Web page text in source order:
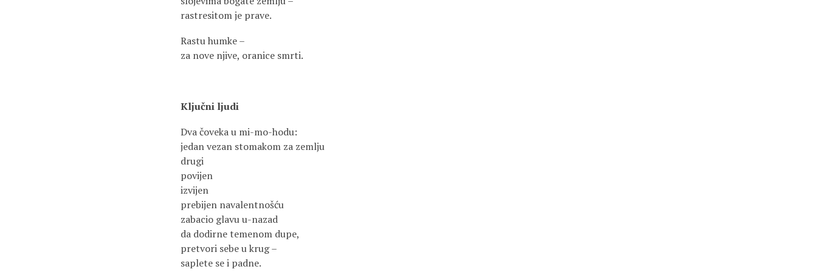
rastresitom je prave.
Rastu humke –
za nove njive, oranice smrti.
Ključni ljudi
Dva čoveka u mi-mo-hodu:
jedan vezan stomakom za zemlju
drugi
povijen
izvijen
prebijen navalentnošću
zabacio glavu u-nazad
da dodirne temenom dupe,
pretvori sebe u krug –
saplete se i padne.